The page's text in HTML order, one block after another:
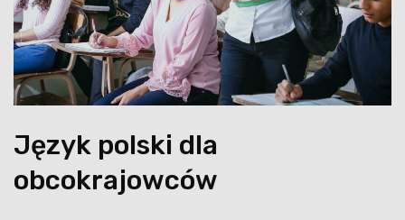
Język polski dla
obcokrajowców